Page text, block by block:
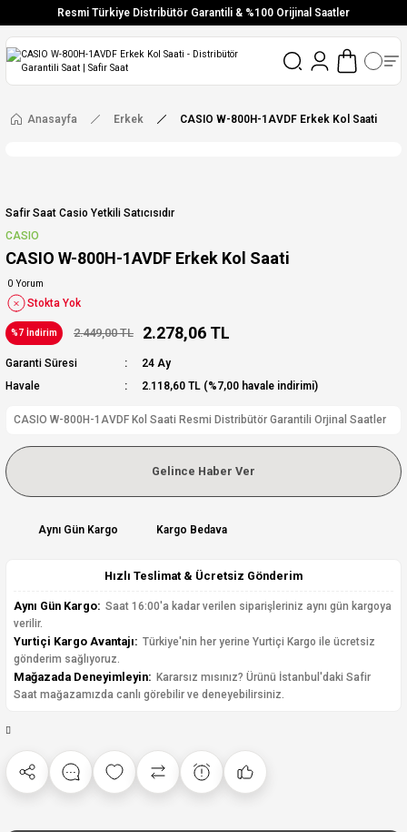
Resmi Türkiye Distribütör Garantili & %100 Orijinal Saatler
Vade Farksız 6 Taksit
Ücretsiz Kargo
Anasayfa Erkek CASIO W-800H-1AVDF Erkek Kol Saati
Safir Saat Casio Yetkili Satıcısıdır
CASIO
CASIO W-800H-1AVDF Erkek Kol Saati
0 Yorum
Stokta Yok
%7 İndirim 2.449,00 TL 2.278,06 TL
Garanti Süresi
24 Ay
Havale
2.118,60 TL (%7,00 havale indirimi)
CASIO W-800H-1AVDF Kol Saati Resmi Distribütör Garantili Orjinal Saatler
Gelince Haber Ver
Aynı Gün Kargo Kargo Bedava
Hızlı Teslimat & Ücretsiz Gönderim
Aynı Gün Kargo: Saat 16:00'a kadar verilen siparişleriniz aynı gün kargoya
verilir.
Yurtiçi Kargo Avantajı: Türkiye'nin her yerine Yurtiçi Kargo ile ücretsiz
gönderim sağlıyoruz.
Mağazada Deneyimleyin: Kararsız mısınız? Ürünü İstanbul'daki Safir
Saat mağazamızda canlı görebilir ve deneyebilirsiniz.